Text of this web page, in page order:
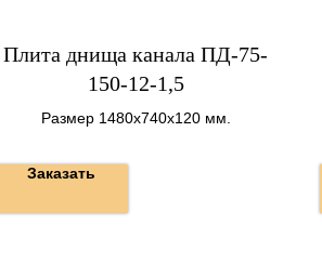
Плита днища канала ПД-75-
150-12-1,5
Размер 1480х740х120 мм.
Заказать